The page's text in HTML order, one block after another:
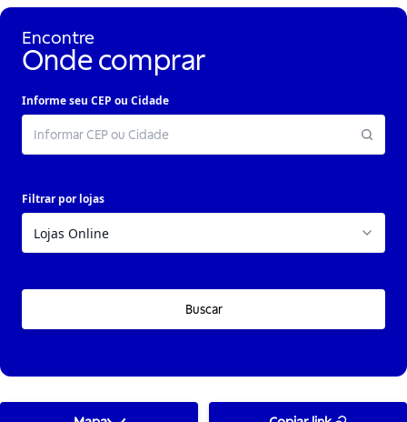
Encontre
Onde comprar
Informe seu CEP ou Cidade
Filtrar por lojas
Buscar